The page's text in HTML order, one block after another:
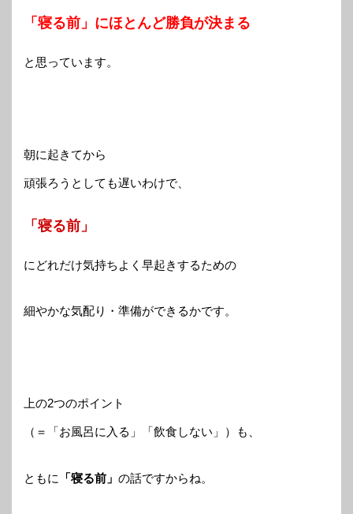
「寝る前」にほとんど勝負が決まる
と思っています。
朝に起きてから
頑張ろうとしても遅いわけで、
「寝る前」
にどれだけ気持ちよく早起きするための
細やかな気配り・準備ができるかです。
上の2つのポイント
（＝「お風呂に入る」「飲食しない」）も、
ともに 「寝る前」 の話ですからね。